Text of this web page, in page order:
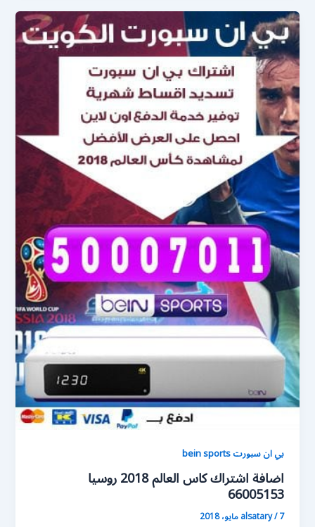
بي ان سبورت bein sports
اضافة اشتراك كاس العالم 2018 روسيا
66005153
alsatary/7 مايو، 2018